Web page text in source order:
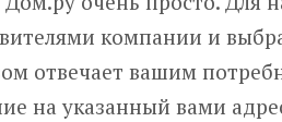
компании и
отвечает вашим
на указанный вами